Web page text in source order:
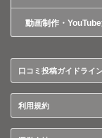
動画制作・
口コミ投稿ガイドライ
利用規約